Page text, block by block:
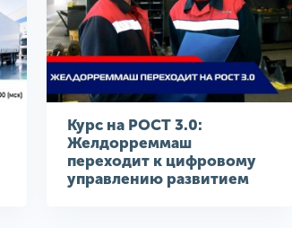
Курс на РОСТ 3.0:
Желдорреммаш
переходит к цифровому
управлению развитием